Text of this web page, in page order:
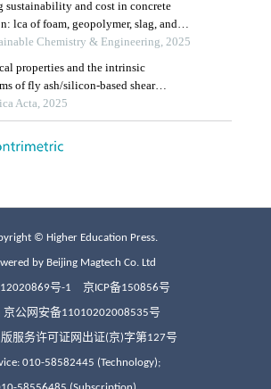
© Higher Education Press.
by Beijing Magtech Co. Ltd
号-1 京ICP备150856号
京公网安备11010202008535号
服务许可证网出证(京)字第127号
010-58582445 (Technology);